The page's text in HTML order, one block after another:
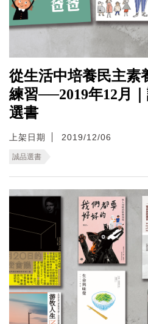
從生活中培養民主素
練習──2019年12月
選書
上架日期 2019/12/06
誠品選書